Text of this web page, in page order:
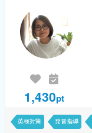
1,430pt
英検対策 発音指導